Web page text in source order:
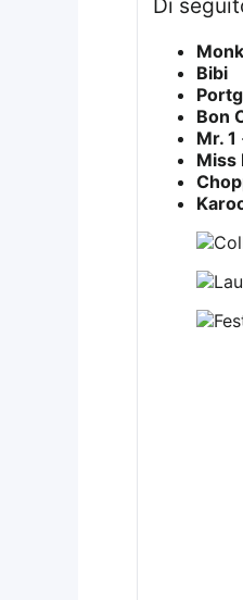
di
Bibi
Bon
Mr. 1
Miss